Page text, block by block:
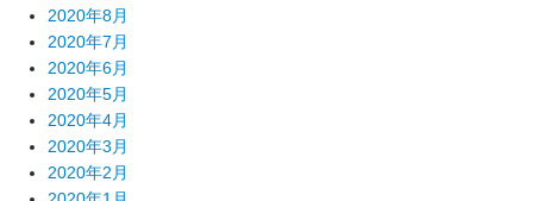
2020年8月
2020年7月
2020年6月
2020年5月
2020年4月
2020年3月
2020年2月